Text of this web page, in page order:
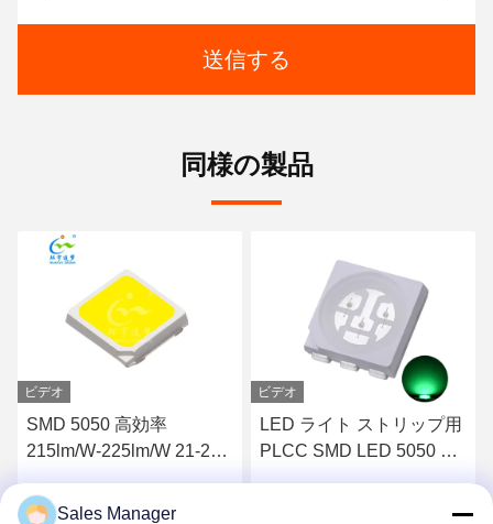
送信する
同様の製品
ビデオ
SMD 5050 高効率
215lm/W-225lm/W 21-23V
ップ
ビデオ
LED ライト ストリップ用
PLCC SMD LED 5050 チ
Sales Manager